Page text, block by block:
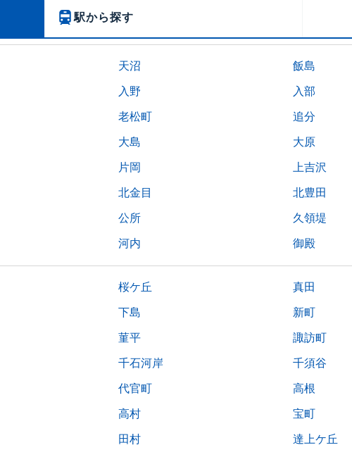
駅から探す
天沼 飯島
入野 入部
老松町 追分
大島 大原
片岡 上吉沢
北金目 北豊田
公所 久領堤
河内 御殿
桜ケ丘 真田
下島 新町
菫平 諏訪町
千石河岸 千須谷
代官町 高根
高村 宝町
田村 達上ケ丘